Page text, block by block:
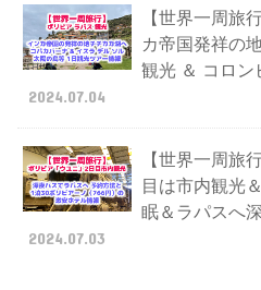
【世界一周旅
カ帝国発祥の
観光 ＆ コロン
2024.07.04
【世界一周旅
目は市内観光
眠＆ラパスへ
2024.07.03